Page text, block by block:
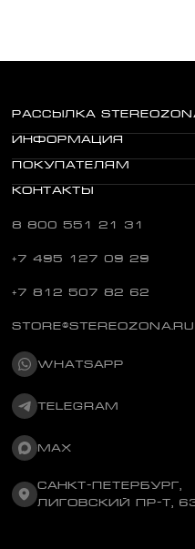
РАССЫЛКА
ИНФОРМАЦИЯ
ПОКУПАТЕЛЯМ
КОНТАКТЫ
8 800 551 21 31
+7 495 127 09 29
+7 812 507 82 62
STORE@STEREOZONA.RU
WHATSAPP
TELEGRAM
MAX
САНКТ-ПЕТЕРБУРГ,
ЛИГОВСКИЙ ПР-Т,